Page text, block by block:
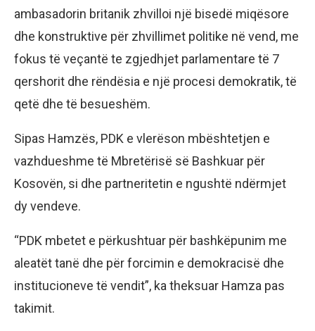
ambasadorin britanik zhvilloi një bisedë miqësore
dhe konstruktive për zhvillimet politike në vend, me
fokus të veçantë te zgjedhjet parlamentare të 7
qershorit dhe rëndësia e një procesi demokratik, të
qetë dhe të besueshëm.
Sipas Hamzës, PDK e vlerëson mbështetjen e
vazhdueshme të Mbretërisë së Bashkuar për
Kosovën, si dhe partneritetin e ngushtë ndërmjet
dy vendeve.
“PDK mbetet e përkushtuar për bashkëpunim me
aleatët tanë dhe për forcimin e demokracisë dhe
institucioneve të vendit”, ka theksuar Hamza pas
takimit.